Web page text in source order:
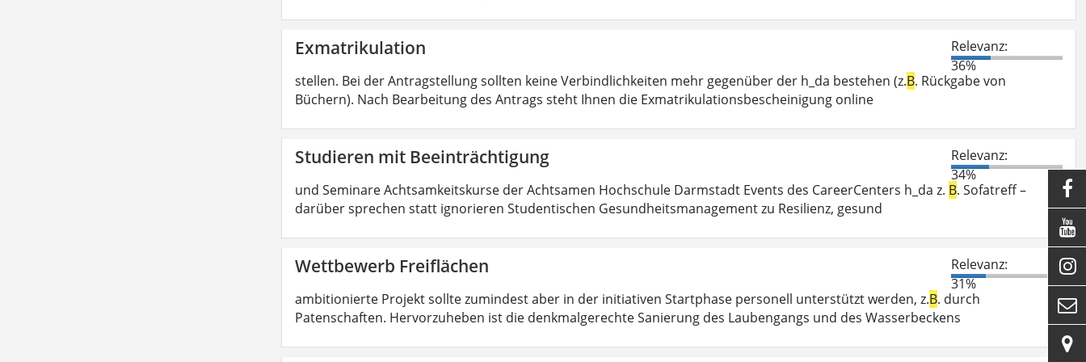
Exmatrikulation
Relevanz:
36%
stellen. Bei der Antragstellung sollten keine Verbindlichkeiten mehr gegenüber der h_da bestehen (z.B. Rückgabe von
Büchern). Nach Bearbeitung des Antrags steht Ihnen die Exmatrikulationsbescheinigung online
Studieren mit Beeinträchtigung
Relevanz:
34%
und Seminare Achtsamkeitskurse der Achtsamen Hochschule Darmstadt Events des CareerCenters h_da z. B. Sofatreff –
darüber sprechen statt ignorieren Studentischen Gesundheitsmanagement zu Resilienz, gesund
Wettbewerb Freiflächen
Relevanz:
31%
ambitionierte Projekt sollte zumindest aber in der initiativen Startphase personell unterstützt werden, z.B. durch
Patenschaften. Hervorzuheben ist die denkmalgerechte Sanierung des Laubengangs und des Wasserbeckens




